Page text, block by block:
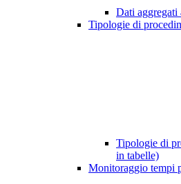
Dati aggregati
Tipologie di
Tipologie di
in tabelle)
Monitoraggio tempi